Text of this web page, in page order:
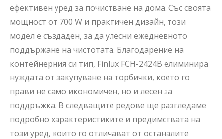
ефективен уред за почистване на дома. Със своята
мощност от 700 W и практичен дизайн, този
модел е създаден, за да улесни ежедневното
поддържане на чистотата. Благодарение на
контейнерния си тип, Finlux FCH-2424B елиминира
нуждата от закупуване на торбички, което го
прави не само икономичен, но и лесен за
поддръжка. В следващите редове ще разгледаме
подробно характеристиките и предимствата на
този уред, които го отличават от останалите